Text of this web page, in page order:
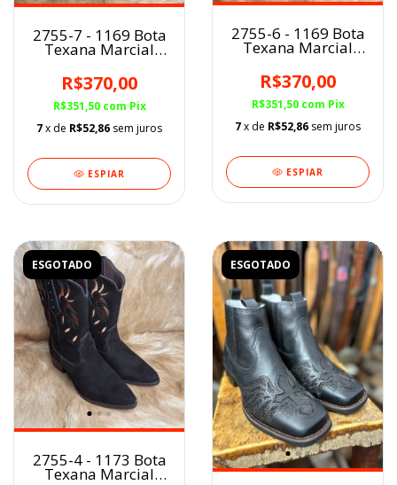
2755-7 - 1169 Bota
Texana Marcial
R$370,00
R$351,50 com Pix
7x de R$52,86 sem juros
ESPIAR
2755-6 - 1169 Bota
Texana Marcial
BF
R$370,00
R$351,50 com Pix
7x de R$52,86 sem juros
ESPIAR
ESGOTADO
2755-4 - 1173 Bota
Texana Marcial
ESGOTADO